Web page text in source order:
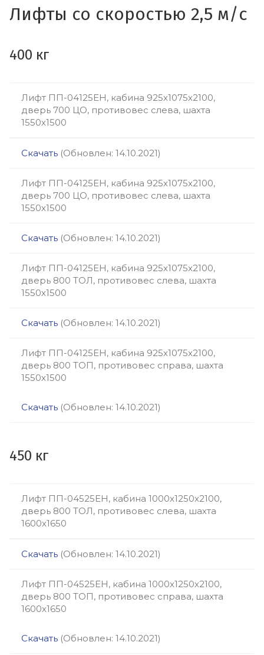
Лифты со скоростью 2,5 м/с
400 кг
Лифт ПП-04125ЕН, кабина 925х1075х2100,
дверь 700 ЦО, противовес слева, шахта
1550х1500
Скачать (Обновлен: 14.10.2021)
Лифт ПП-04125ЕН, кабина 925х1075х2100,
дверь 700 ЦО, противовес слева, шахта
1550х1500
Скачать (Обновлен: 14.10.2021)
Лифт ПП-04125ЕН, кабина 925х1075х2100,
дверь 800 ТОЛ, противовес слева, шахта
1550х1500
Скачать (Обновлен: 14.10.2021)
Лифт ПП-04125ЕН, кабина 925х1075х2100,
дверь 800 ТОП, противовес справа, шахта
1550х1500
Скачать (Обновлен: 14.10.2021)
450 кг
Лифт ПП-04525ЕН, кабина 1000х1250х2100,
дверь 800 ТОЛ, противовес слева, шахта
1600х1650
Скачать (Обновлен: 14.10.2021)
Лифт ПП-04525ЕН, кабина 1000х1250х2100,
дверь 800 ТОП, противовес справа, шахта
1600х1650
Скачать (Обновлен: 14.10.2021)